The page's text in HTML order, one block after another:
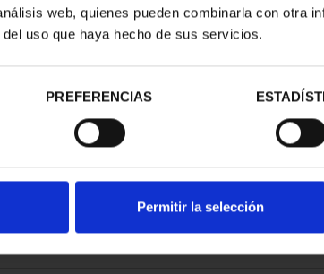
web, quienes pueden combinarla con otra
uso que haya hecho de sus servicios.
PREFERENCIAS
Permitir la selección